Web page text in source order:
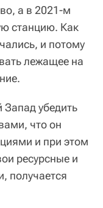
а в 2021-м
станцию. Как
и потому
лежащее на
Запад убедить
что он
и при этом
ресурсные и
получается